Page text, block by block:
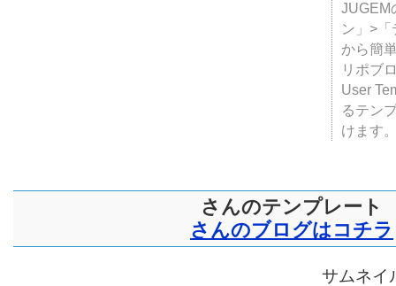
JUGEM
ン」>
から簡
リポブ
User
るテン
けます
さんのテンプレート
さんのブログはコチラ
サムネイ